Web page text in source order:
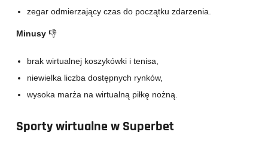
zegar odmierzający czas do początku zdarzenia.
Minusy 👎
brak wirtualnej koszykówki i tenisa,
niewielka liczba dostępnych rynków,
wysoka marża na wirtualną piłkę nożną.
Sporty wirtualne w Superbet